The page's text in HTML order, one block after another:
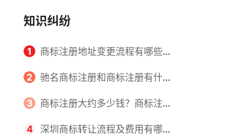
知识纠纷
1 商标注册地址变更流程有哪些？
怎么提交申请书件？
2 驰名商标注册和商标注册有什么
区别？
3 商标注册大约多少钱？商标注册
查询的方式有哪些？
4 深圳商标转让流程及费用有哪些